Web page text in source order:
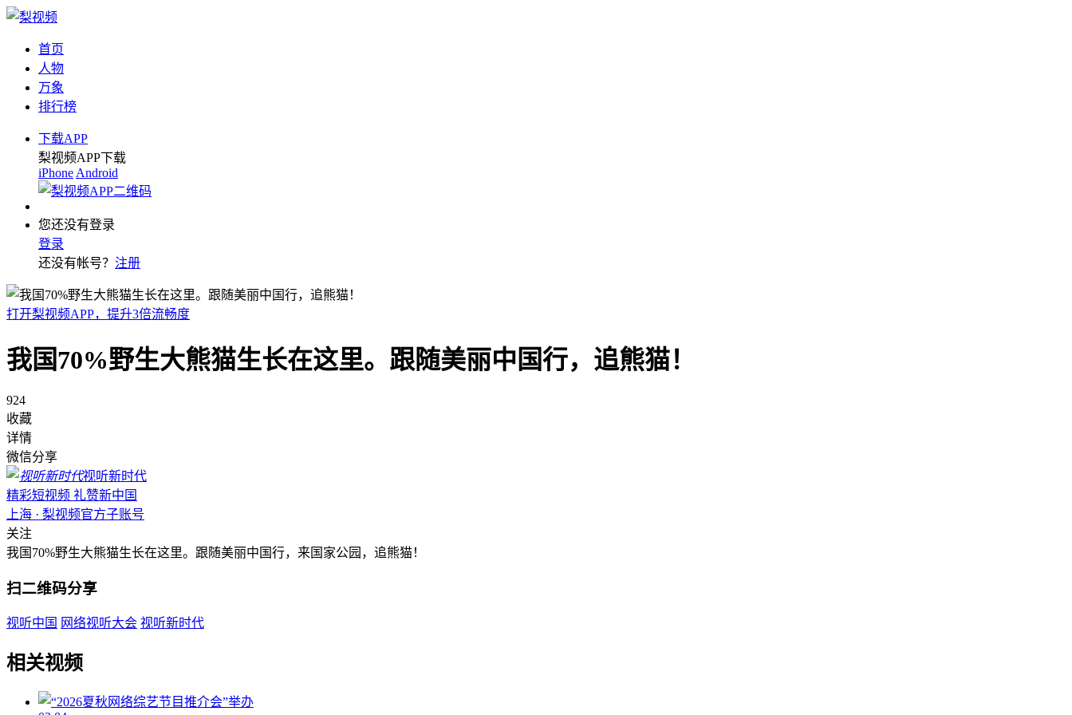
首页
人物
万象
排行榜
下载APP
梨视频APP下载
iPhone Android
您还没有登录
登录
还没有帐号？ 注册
打开梨视频APP，提升3倍流畅度
我国70%野生大熊猫生长在这里。跟随美丽中国行，追熊猫！
924
收藏
详情
微信分享
视听新时代
精彩短视频 礼赞新中国
上海 · 梨视频官方子账号
关注
我国70%野生大熊猫生长在这里。跟随美丽中国行，来国家公园，追熊猫！
扫二维码分享
视听中国 网络视听大会 视听新时代
相关视频